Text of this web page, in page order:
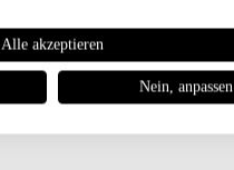
Alle akzeptieren
Nein, anpassen